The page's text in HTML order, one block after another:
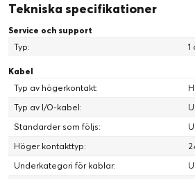
Tekniska specifikationer
Service och support
Typ:
1
Kabel
Typ av högerkontakt:
Typ av I/O-kabel:
Standarder som följs:
Höger kontakttyp:
Underkategori för kablar: